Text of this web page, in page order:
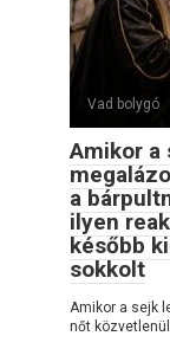
Vad bolygó
Amikor a
a
ilyen
később
sokkolt
Amikor a sejk
nőt